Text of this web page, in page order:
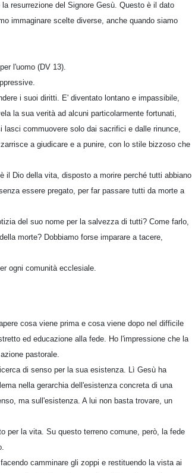
resurrezione del Signore Gesù. Questo è il dato
immaginare scelte diverse, anche quando siamo
l'uomo (DV 13).
i suoi diritti. E' diventato lontano e impassibile,
la sua verità ad alcuni particolarmente fortunati,
commuovere solo dai sacrifici e dalle rinunce,
a giudicare e a punire, con lo stile bizzoso che
il Dio della vita, disposto a morire perché tutti abbiano
essere pregato, per far passare tutti da morte a
del suo nome per la salvezza di tutti? Come farlo,
morte? Dobbiamo forse imparare a tacere,
ogni comunità ecclesiale.
cosa viene prima e cosa viene dopo nel difficile
ed educazione alla fede. Ho l'impressione che la
pastorale.
di senso per la sua esistenza. Lì Gesù ha
nella gerarchia dell'esistenza concreta di una
ma sull'esistenza. A lui non basta trovare, un
per la vita. Su questo terreno comune, però, la fede
camminare gli zoppi e restituendo la vista ai